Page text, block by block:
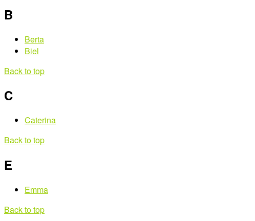
B
Berta
Biel
Back to top
C
Caterina
Back to top
E
Emma
Back to top